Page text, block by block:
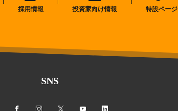
採用情報 投資家向け情報 特設ページ
SNS